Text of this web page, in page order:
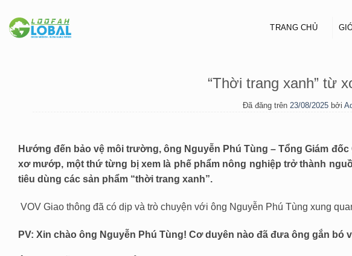
đến
nội
TRANG CHỦ
“Thời trang xanh” từ
Đã đăng trên 23/08/2025 bởi
Hướng đến bảo vệ môi trường, ông Nguyễn Phú Tùng – Tổng Giám
xơ mướp, một thứ từng bị xem là phế phẩm nông nghiệp trở thành
tiêu dùng các sản phẩm “thời trang xanh”.
VOV Giao thông đã có dịp và trò chuyện với ông Nguyễn Phú Tùng xung
PV: Xin chào ông Nguyễn Phú Tùng! Cơ duyên nào đã đưa ông gắn bó